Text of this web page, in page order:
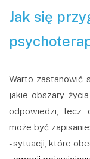
Jak się
Warto zastanowić
jakie obszary
odpowiedzi, lecz
może być zapisanie:
- sytuacji, które